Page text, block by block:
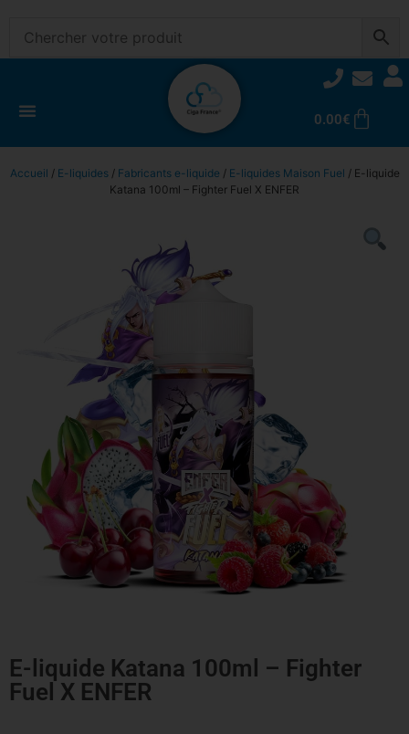
0.00€
Accueil / E-liquides/ Fabricants e-liquide / E-liquides Maison Fuel / E-liquide
Katana 100ml – Fighter Fuel X ENFER
E-liquide Katana 100ml – Fighter
Fuel X ENFER